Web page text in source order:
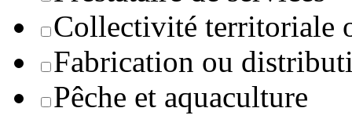
Collectivité territoriale
Fabrication ou
Pêche et aquaculture